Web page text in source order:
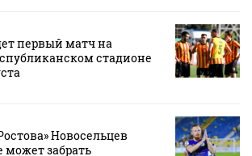
первый матч на
стадионе
Новосельцев
может забрать